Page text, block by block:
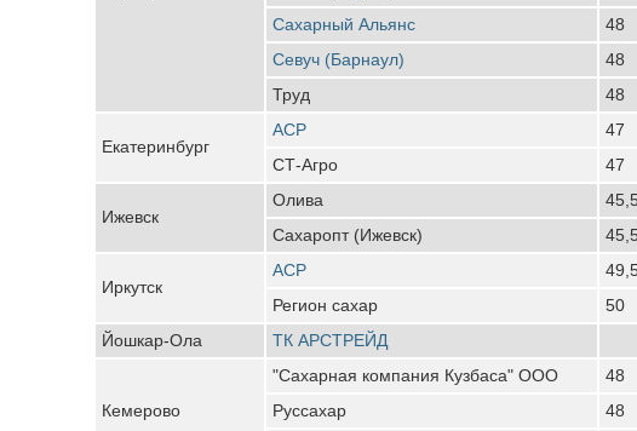
Сахарный Альянс
48
Севуч (Барнаул)
48
Труд
48
Екатеринбург
АСР 47
СТ-Агро
47
Ижевск
Олива
Сахаропт (Ижевск)
Иркутск
АСР
Регион сахар
50
Йошкар-Ола
ТК АРСТРЕЙД
Кемерово
"Сахарная компания Кузбаса" ООО 48
Руссахар
48